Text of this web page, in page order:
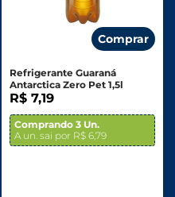
Comprar
Refrigerante Guaraná
Antarctica Zero Pet 1,5l
R$ 7,19
Comprando 3 Un.
A un. sai por R$ 6,79